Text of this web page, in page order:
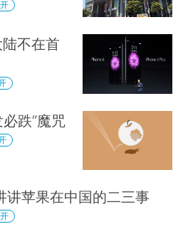
不在首
跌”魔咒
讲苹果在中国的二三事